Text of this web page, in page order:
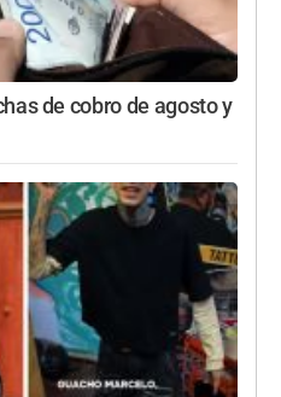
de cobro de agosto y